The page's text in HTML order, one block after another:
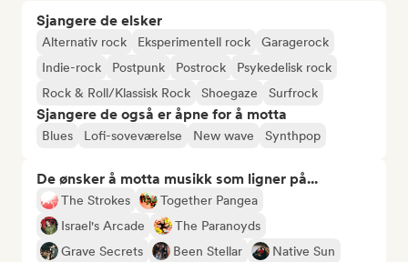
Sjangere de elsker
Alternativ rock Eksperimentell rock
Garagerock
Indie-rock
Postpunk Postrock
Psykedelisk rock
Rock & Roll/Klassisk Rock
Shoegaze Surfrock
Sjangere de også er åpne for å motta
Blues Lofi-soveværelse New wave Synthpop
De ønsker å motta musikk som ligner på...
The Strokes
Together Pangea
Israel's Arcade
The Paranoyds
Grave Secrets
Been Stellar
Native Sun